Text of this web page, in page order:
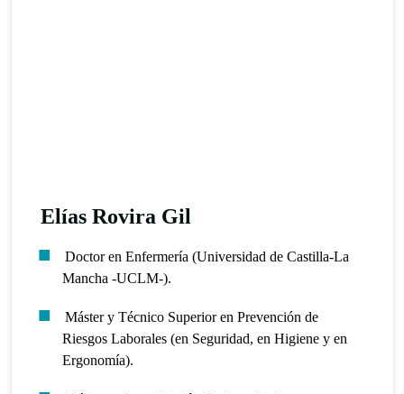
Elías Rovira Gil
Doctor en Enfermería (Universidad de Castilla-La
Mancha -UCLM-).
Máster y Técnico Superior en Prevención de
Riesgos Laborales (en Seguridad, en Higiene y en
Ergonomía).